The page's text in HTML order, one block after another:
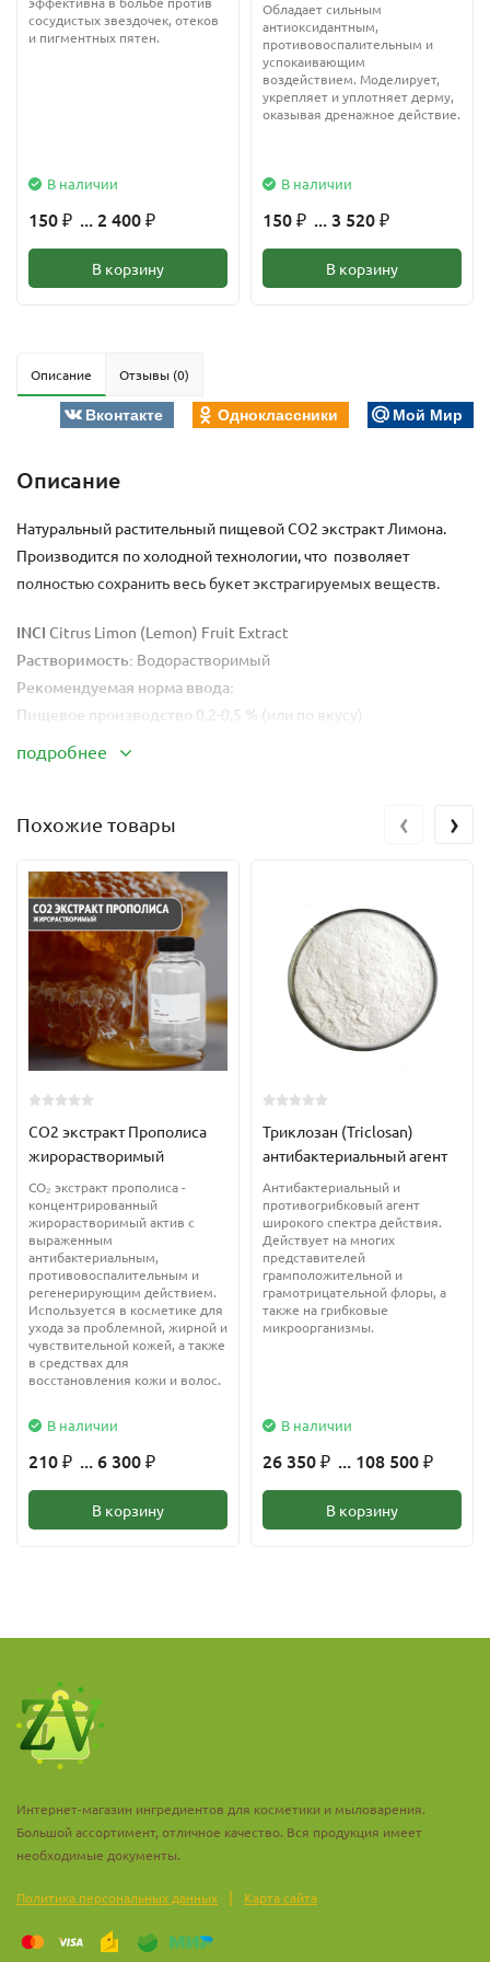
сосудистых звездочек, отеков
и пигментных пятен.
В наличии
150 ₽ ... 2 400 ₽
В корзину
Обладает сильным
антиоксидантным,
противовоспалительным и
успокаивающим
воздействием. Моделирует,
укрепляет и уплотняет дерму,
оказывая дренажное действие.
В наличии
150 ₽ ... 3 520 ₽
В корзину
Описание Отзывы (0)
Вконтакте Одноклассники Мой Мир
Описание
Натуральный растительный пищевой СО2 экстракт Лимона.
Производится по холодной технологии, что позволяет
полностью сохранить весь букет экстрагируемых веществ.
INCI Citrus Limon (Lemon) Fruit Extract
Растворимость: Водорастворимый
Рекомендуемая норма ввода:
Пищевое производство 0,2-0,5 % (или по вкусу)
Косметика
температурах от 15° до 80°С . Наиболее оптимальны является
Экстракт раскрывает свои основные свойства сразу после
вноса.
Обладает следующими лечебными свойствами: асептическим
и дезинфицирующим , иммуномодулирующим и
тонизирующим , противовирусным, жаропонижающим,
обезболивающим. часто используется как мочегонное,
противоревматическое, анти-варикозное средство.
СО2-экстракт лимона понижает артериальное давление,
снижает уровень холестерина в крови и является
превосходным антиоксидантом, что делает его натуральным
антивозрастным средством. Однако следует учесть, что, как и
эфирное масло цедры лимона, СО2-экстракт может вызывать
аллергические реакции, проявляет свойства фото-токсичности
и является высококонцентрированным продуктом,
требующим тщательной дозировки.
СО2 экстракт лимона можно рекомендовать использовать в
препаратах для ингаляций при простудных заболеваниях, в
болей. В средствах для борьбы с варикозом, артритом,
ревматизмом. Специальные эмульсионные продукты,
содержащие СО2 экстракт цедры лимона, эффективны для
борьбы со стоматитом и парадонтозом.
мороженого, кисломолочных продуктов, выпечки,
напитков и крепкого алкоголя.
Применение в косметике:
средства для борьбы с целлюлитом
профилактики увядания кожи
средства для заживления и для лечения обострений акне
подробнее
Похожие товары
CO2 экстракт Прополиса
жирорастворимый
CO₂ экстракт прополиса -
концентрированный
жирорастворимый актив с
выраженным
антибактериальным,
противовоспалительным и
регенерирующим действием.
Используется в косметике для
ухода за проблемной, жирной и
чувствительной кожей, а также
в средствах для
восстановления кожи и волос.
В наличии
210 ₽ ... 6 300 ₽
В корзину
Триклозан (Triclosan)
антибактериальный агент
Антибактериальный и
противогрибковый агент
широкого спектра действия.
Действует на многих
представителей
грамположительной и
грамотрицательной флоры, а
также на грибковые
микроорганизмы.
В наличии
26 350 ₽ ... 108 500 ₽
В корзину
‹ ›
Интернет-магазин ингредиентов для косметики и мыловарения.
Большой ассортимент, отличное качество. Вся продукция имеет
необходимые документы.
Политика персональных данных | Карта сайта